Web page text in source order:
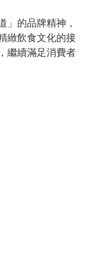
」的品牌精神，
緻飲食文化的接
繼續滿足消費者